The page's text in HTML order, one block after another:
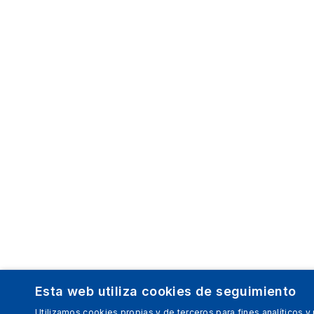
Esta web utiliza cookies de seguimiento